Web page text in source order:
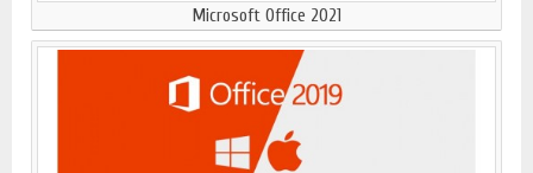
Microsoft Office 2021